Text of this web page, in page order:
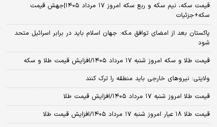
قیمت سکه، نیم سکه و ربع سکه امروز ۱۷ مرداد ۱۴۰۵|جهش قیمت
سکه+جزئیات
پاکستان بعد از امضای توافق مکه: جهان اسلام باید در برابر اسرائیل متحد
شود
قیمت طلا و سکه امروز شنبه ۱۷ مرداد ۱۴۰۵/افزایش قیمت طلا و سکه
ولایتی: نیروهای خارجی باید منطقه را ترک کنند
قیمت طلا امروز شنبه ۱۷ مرداد ۱۴۰۵/افزایش قیمت طلا
قیمت طلا ۱۸ عیار امروز شنبه ۱۷ مرداد ۱۴۰۵/افزایش قیمت طلا